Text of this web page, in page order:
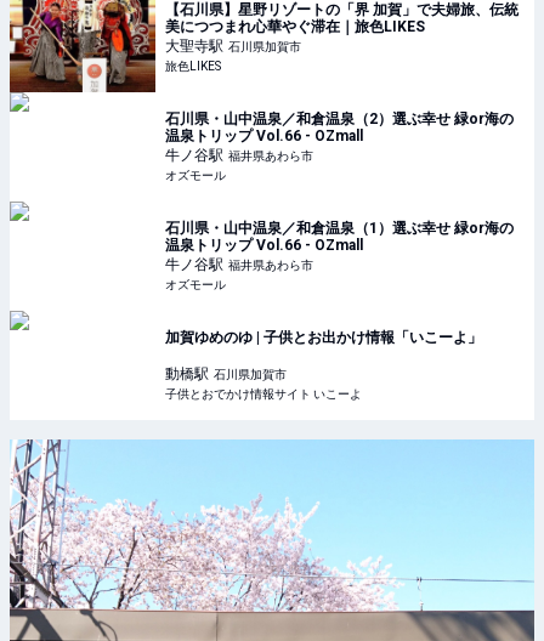
【石川県】星野リゾートの「界 加賀」で夫婦旅、伝統
美につつまれ心華やぐ滞在｜旅色LIKES
大聖寺駅 石川県加賀市
旅色LIKES
石川県・山中温泉／和倉温泉（2）選ぶ幸せ 緑or海の
温泉トリップ Vol.66 - OZmall
牛ノ谷駅 福井県あわら市
オズモール
石川県・山中温泉／和倉温泉（1）選ぶ幸せ 緑or海の
温泉トリップ Vol.66 - OZmall
牛ノ谷駅 福井県あわら市
オズモール
加賀ゆめのゆ | 子供とお出かけ情報「いこーよ」
動橋駅 石川県加賀市
子供とおでかけ情報サイト いこーよ